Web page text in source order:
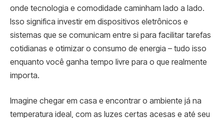
onde tecnologia e comodidade caminham lado a lado.
Isso significa investir em dispositivos eletrônicos e
sistemas que se comunicam entre si para facilitar tarefas
cotidianas e otimizar o consumo de energia – tudo isso
enquanto você ganha tempo livre para o que realmente
importa.
Imagine chegar em casa e encontrar o ambiente já na
temperatura ideal, com as luzes certas acesas e até seu